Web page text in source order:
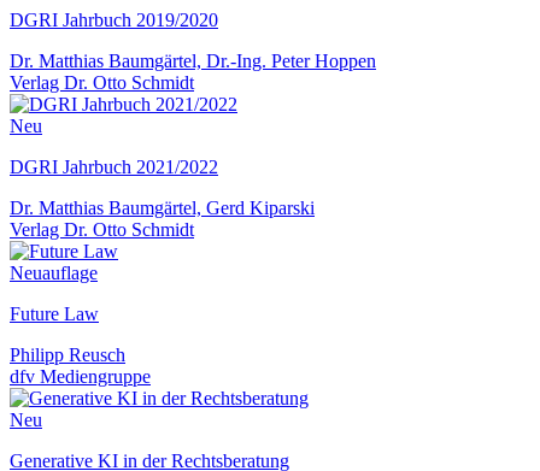
DGRI Jahrbuch 2019/2020
Dr. Matthias Baumgärtel, Dr.-Ing. Peter Hoppen
Verlag Dr. Otto Schmidt
Neu
DGRI Jahrbuch 2021/2022
Dr. Matthias Baumgärtel, Gerd Kiparski
Verlag Dr. Otto Schmidt
Neuauflage
Future Law
Philipp Reusch
dfv Mediengruppe
Neu
Generative KI in der Rechtsberatung